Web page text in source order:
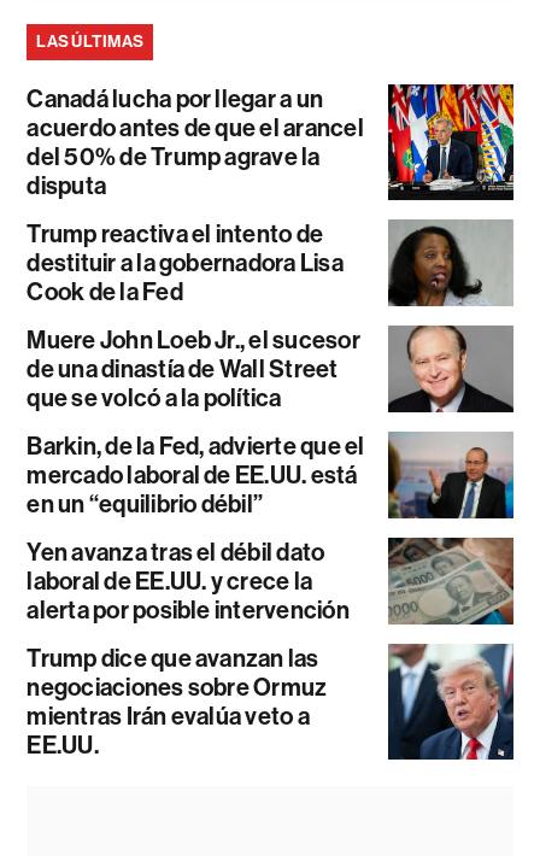
LAS ÚLTIMAS
Canadá lucha por llegar a un
acuerdo antes de que el arancel
del 50% de Trump agrave la
disputa
Trump reactiva el intento de
destituir a la gobernadora Lisa
Cook de la Fed
Muere John Loeb Jr., el sucesor
de una dinastía de Wall Street
que se volcó a la política
Barkin, de la Fed, advierte que el
mercado laboral de EE.UU. está
en un “equilibrio débil”
Yen avanza tras el débil dato
laboral de EE.UU. y crece la
alerta por posible intervención
Trump dice que avanzan las
negociaciones sobre Ormuz
mientras Irán evalúa veto a
EE.UU.